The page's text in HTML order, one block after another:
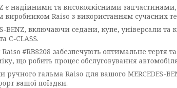
є надійними та високоякісними
Raiso з використанням сучасних
включаючи седани, купе, універсали та
C-CLASS.
#RB8208 забезпечують оптимальне тертя
що робить процес обслуговування
гальма Raiso для вашого MERCEDES-
вашої поїздки.